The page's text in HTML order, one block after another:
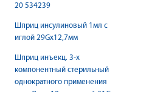
20 534239
Шприц инсулиновый 1мл с
иглой 29Gx12,7мм
Шприц инъекц. 3-х
компонентный стерильный
однократного применения